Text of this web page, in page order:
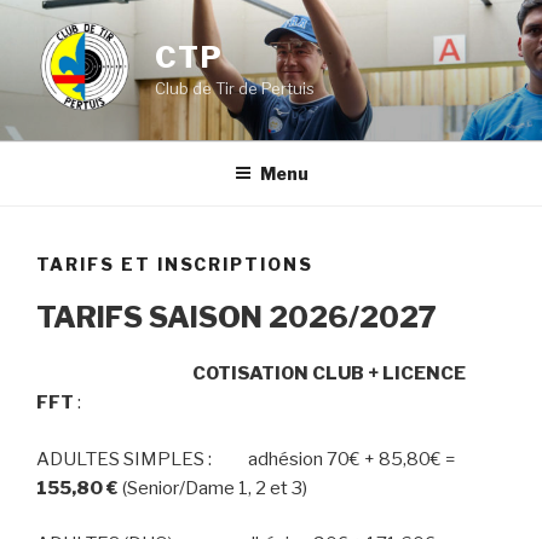
contenu
principal
CTP
Club de Tir de Pertuis
Menu
TARIFS ET INSCRIPTIONS
TARIFS SAISON 2026/2027
COTISATION CLUB + LICENCE
FFT :
ADULTES SIMPLES : adhésion 70€ + 85,80€ =
155,80 € (Senior/Dame 1, 2 et 3)